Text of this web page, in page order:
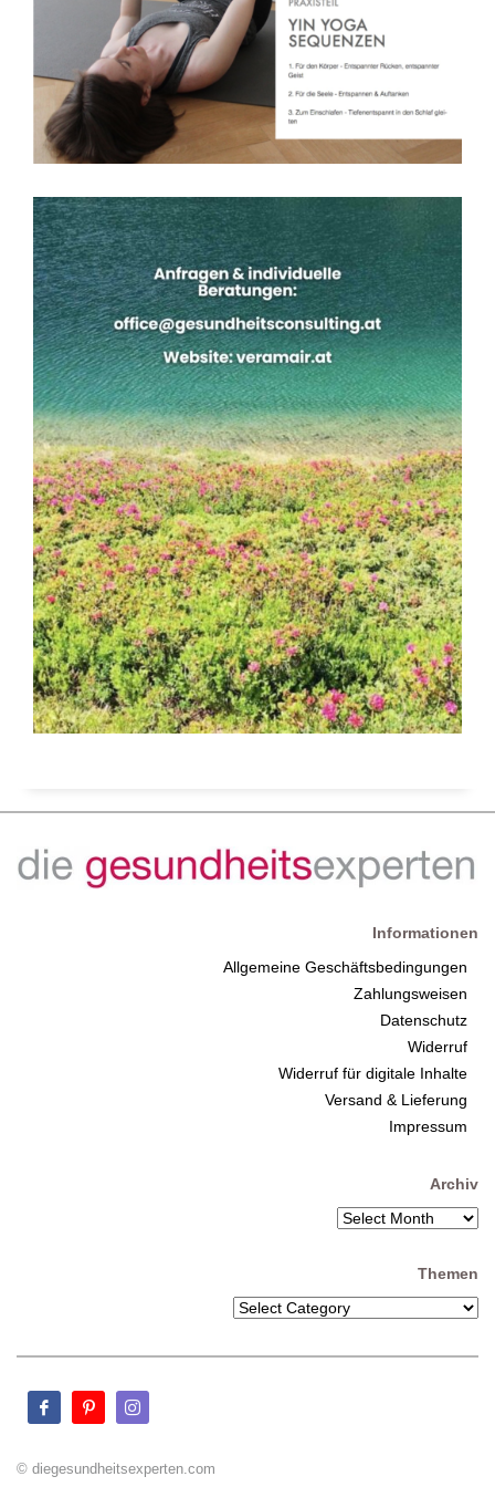
Informationen
Allgemeine Geschäftsbedingungen
Zahlungsweisen
Datenschutz
Widerruf
Widerruf für digitale Inhalte
Versand & Lieferung
Impressum
Archiv
Themen
© diegesundheitsexperten.com